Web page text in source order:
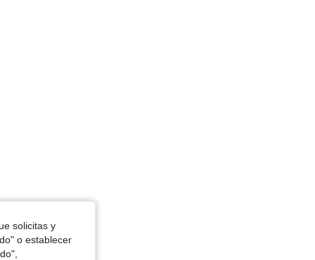
Forma del cuerpo: Rectángulo, Color: Blanco, Talla: XS
solicitas y
o establecer